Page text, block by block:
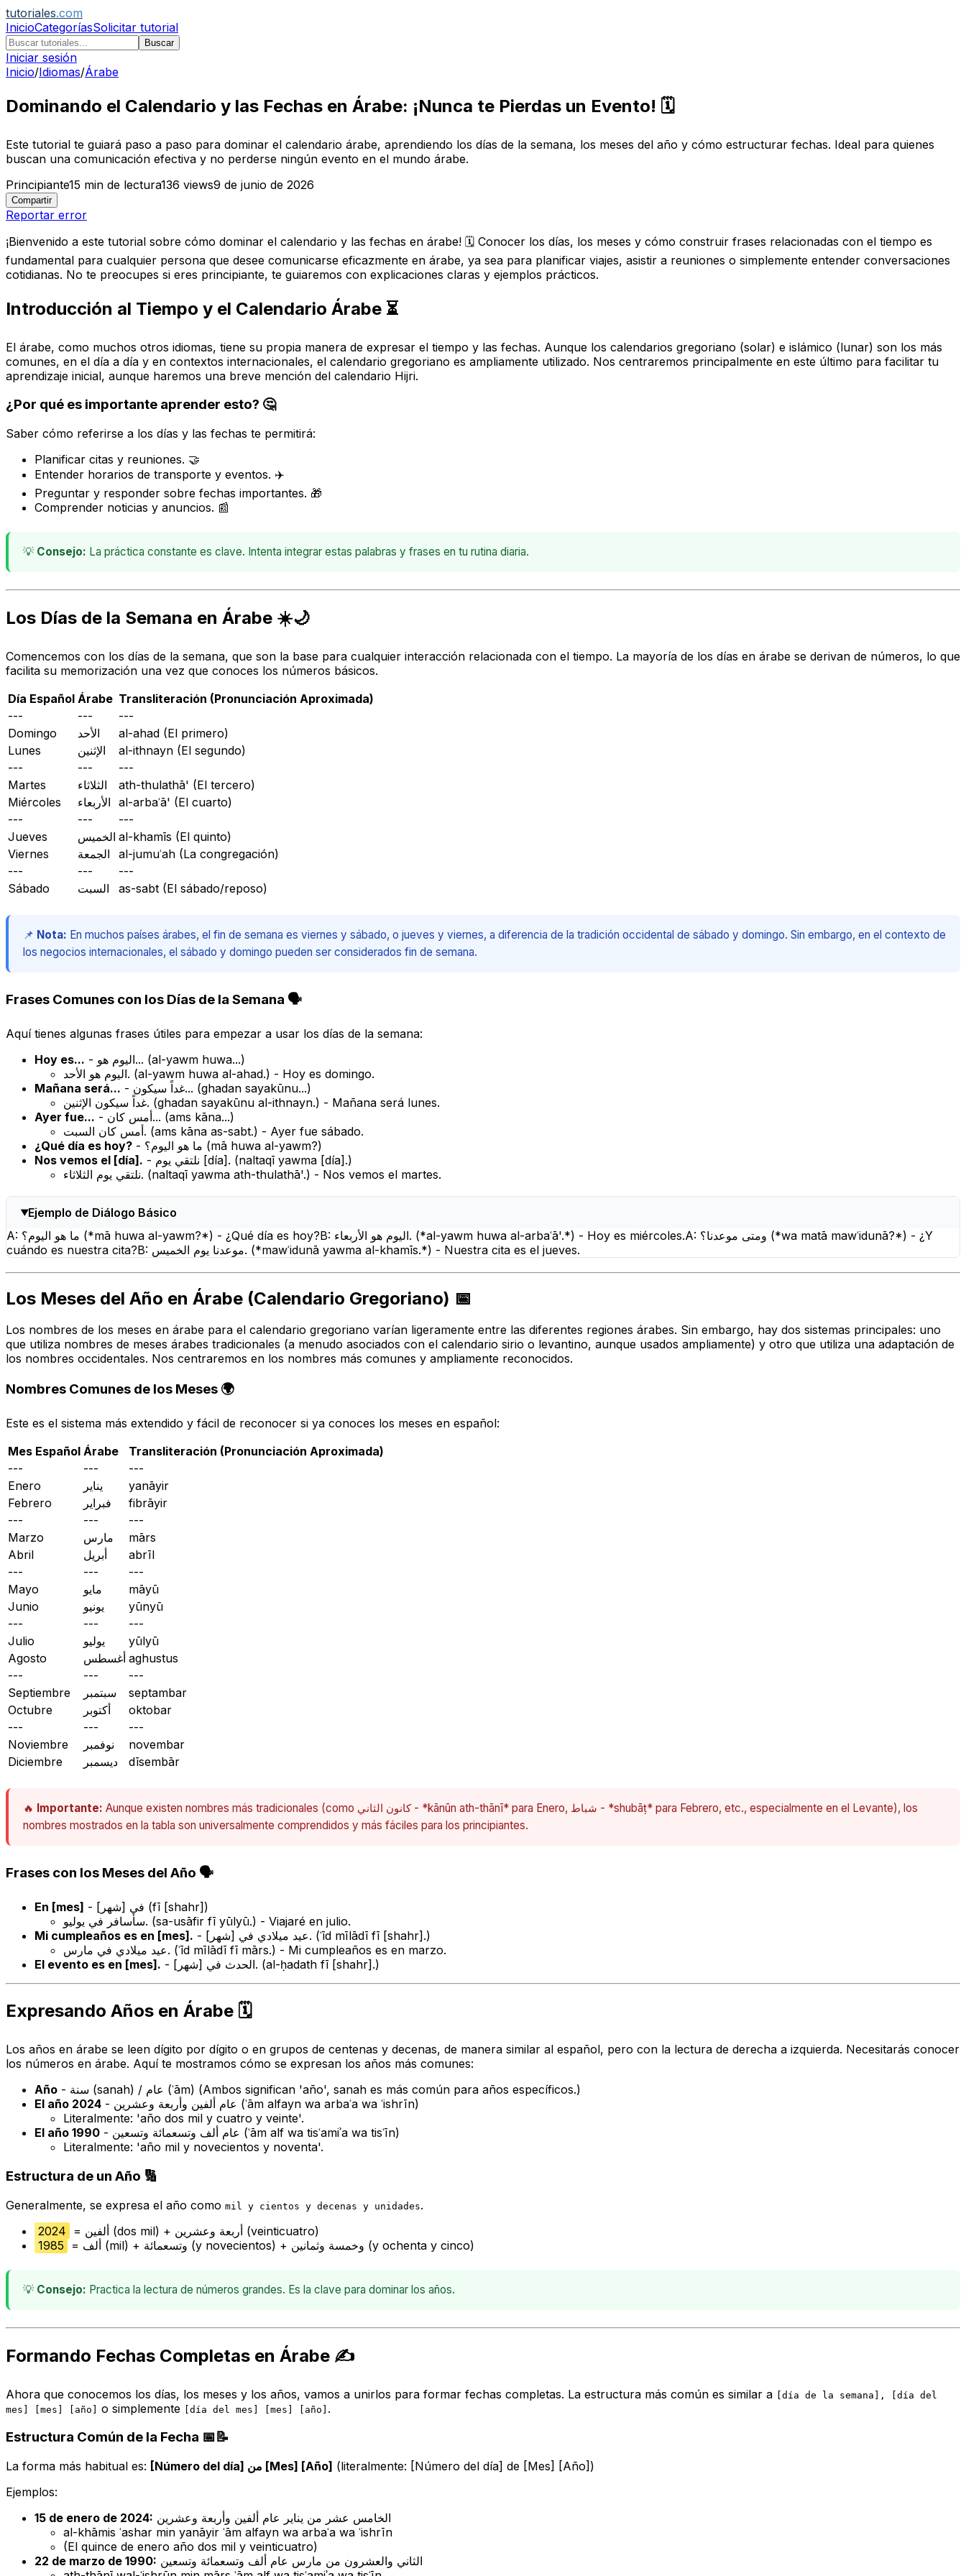
tutoriales.com
InicioCategoríasSolicitar tutorial
Buscar
Iniciar sesión
Inicio/Idiomas/Árabe
Dominando el Calendario y las Fechas en Árabe: ¡Nunca te Pierdas un Evento! 🗓️
Este tutorial te guiará paso a paso para dominar el calendario árabe, aprendiendo los días de la semana, los meses del año y cómo estructurar fechas. Ideal para quienes
buscan una comunicación efectiva y no perderse ningún evento en el mundo árabe.
Principiante15 min de lectura136 views9 de junio de 2026
Compartir
Reportar error
¡Bienvenido a este tutorial sobre cómo dominar el calendario y las fechas en árabe! 🗓️ Conocer los días, los meses y cómo construir frases relacionadas con el tiempo es
fundamental para cualquier persona que desee comunicarse eficazmente en árabe, ya sea para planificar viajes, asistir a reuniones o simplemente entender conversaciones
cotidianas. No te preocupes si eres principiante, te guiaremos con explicaciones claras y ejemplos prácticos.
Introducción al Tiempo y el Calendario Árabe ⏳
El árabe, como muchos otros idiomas, tiene su propia manera de expresar el tiempo y las fechas. Aunque los calendarios gregoriano (solar) e islámico (lunar) son los más
comunes, en el día a día y en contextos internacionales, el calendario gregoriano es ampliamente utilizado. Nos centraremos principalmente en este último para facilitar tu
aprendizaje inicial, aunque haremos una breve mención del calendario Hijri.
¿Por qué es importante aprender esto? 🤔
Saber cómo referirse a los días y las fechas te permitirá:
Planificar citas y reuniones. 🤝
Entender horarios de transporte y eventos. ✈️
Preguntar y responder sobre fechas importantes. 🎁
Comprender noticias y anuncios. 📰
💡 Consejo: La práctica constante es clave. Intenta integrar estas palabras y frases en tu rutina diaria.
Los Días de la Semana en Árabe ☀️🌙
Comencemos con los días de la semana, que son la base para cualquier interacción relacionada con el tiempo. La mayoría de los días en árabe se derivan de números, lo que
facilita su memorización una vez que conoces los números básicos.
Día Español Árabe Transliteración (Pronunciación Aproximada)
---
---
---
Domingo
الأحد al-ahad (El primero)
Lunes
الإثنين al-ithnayn (El segundo)
---
---
---
Martes
الثلاثاء ath-thulathā' (El tercero)
Miércoles
الأربعاء al-arbaʿā' (El cuarto)
---
---
---
Jueves
الخميس al-khamīs (El quinto)
Viernes
الجمعة al-jumuʿah (La congregación)
---
---
---
Sábado
السبت as-sabt (El sábado/reposo)
📌 Nota: En muchos países árabes, el fin de semana es viernes y sábado, o jueves y viernes, a diferencia de la tradición occidental de sábado y domingo. Sin embargo, en el contexto de
los negocios internacionales, el sábado y domingo pueden ser considerados fin de semana.
Frases Comunes con los Días de la Semana 🗣️
Aquí tienes algunas frases útiles para empezar a usar los días de la semana:
Hoy es...
- اليوم هو... (al-yawm huwa...)
اليوم هو الأحد. (al-yawm huwa al-ahad.) - Hoy es domingo.
Mañana será...
- غداً سيكون... (ghadan sayakūnu...)
غداً سيكون الإثنين. (ghadan sayakūnu al-ithnayn.) - Mañana será lunes.
Ayer fue...
- أمس كان... (ams kāna...)
أمس كان السبت. (ams kāna as-sabt.) - Ayer fue sábado.
¿Qué día es hoy?
- ما هو اليوم؟ (mā huwa al-yawm?)
Nos vemos el [día].
- نلتقي يوم [día]. (naltaqī yawma [día].)
نلتقي يوم الثلاثاء. (naltaqī yawma ath-thulathā'.) - Nos vemos el martes.
Ejemplo de Diálogo Básico
A: ما هو اليوم؟ (*mā huwa al-yawm?*) - ¿Qué día es hoy?B: اليوم هو الأربعاء. (*al-yawm huwa al-arbaʿā'.*) - Hoy es miércoles.A: ومتى موعدنا؟ (*wa matā mawʿidunā?*) - ¿Y
cuándo es nuestra cita?B: موعدنا يوم الخميس. (*mawʿidunā yawma al-khamīs.*) - Nuestra cita es el jueves.
Los Meses del Año en Árabe (Calendario Gregoriano) 📅
Los nombres de los meses en árabe para el calendario gregoriano varían ligeramente entre las diferentes regiones árabes. Sin embargo, hay dos sistemas principales: uno
que utiliza nombres de meses árabes tradicionales (a menudo asociados con el calendario sirio o levantino, aunque usados ampliamente) y otro que utiliza una adaptación de
los nombres occidentales. Nos centraremos en los nombres más comunes y ampliamente reconocidos.
Nombres Comunes de los Meses 🌍
Este es el sistema más extendido y fácil de reconocer si ya conoces los meses en español:
Mes Español Árabe
Transliteración (Pronunciación Aproximada)
---
---
---
Enero
يناير
yanāyir
Febrero
فبراير
fibrāyir
---
---
---
Marzo
مارس
mārs
Abril
أبريل
abrīl
---
---
---
Mayo
مايو
māyū
Junio
يونيو
yūnyū
---
---
---
Julio
يوليو
yūlyū
Agosto
أغسطس aghustus
---
---
---
Septiembre
سبتمبر
septambar
Octubre
أكتوبر
oktobar
---
---
---
Noviembre
نوفمبر
novembar
Diciembre
ديسمبر dīsembār
🔥 Importante: Aunque existen nombres más tradicionales (como كانون الثاني - *kānūn ath-thānī* para Enero, شباط - *shubāṭ* para Febrero, etc., especialmente en el Levante), los
nombres mostrados en la tabla son universalmente comprendidos y más fáciles para los principiantes.
Frases con los Meses del Año 🗣️
En [mes] - في [شهر] (fī [shahr])
سأسافر في يوليو. (sa-usāfir fī yūlyū.) - Viajaré en julio.
Mi cumpleaños es en [mes].
- عيد ميلادي في [شهر]. (ʿīd mīlādī fī [shahr].)
عيد ميلادي في مارس. (ʿīd mīlādī fī mārs.) - Mi cumpleaños es en marzo.
El evento es en [mes].
- الحدث في [شهر]. (al-ḥadath fī [shahr].)
Expresando Años en Árabe 🗓️
Los años en árabe se leen dígito por dígito o en grupos de centenas y decenas, de manera similar al español, pero con la lectura de derecha a izquierda. Necesitarás conocer
los números en árabe. Aquí te mostramos cómo se expresan los años más comunes:
Año
- سنة (sanah ) / عام (ʿām) (Ambos significan 'año', sanah es más común para años específicos.)
El año 2024
- عام ألفين وأربعة وعشرين (ʿām alfayn wa arbaʿa wa ʿishrīn)
Literalmente: 'año dos mil y cuatro y veinte'.
El año 1990
- عام ألف وتسعمائة وتسعين (ʿām alf wa tisʿamiʾa wa tisʿīn)
Literalmente: 'año mil y novecientos y noventa'.
Estructura de un Año 🔢
Generalmente, se expresa el año como mil y cientos y decenas y unidades.
2024
= ألفين (dos mil) + أربعة وعشرين (veinticuatro)
1985
= ألف (mil) + وتسعمائة (y novecientos) + وخمسة وثمانين (y ochenta y cinco)
💡 Consejo: Practica la lectura de números grandes. Es la clave para dominar los años.
Formando Fechas Completas en Árabe ✍️
Ahora que conocemos los días, los meses y los años, vamos a unirlos para formar fechas completas. La estructura más común es similar a [día de la semana], [día del
mes] [mes] [año] o simplemente [día del mes] [mes] [año] .
Estructura Común de la Fecha 📅📝
La forma más habitual es: [Número del día] من [Mes] [Año] (literalmente: [Número del día] de [Mes] [Año])
Ejemplos:
15 de enero de 2024: الخامس عشر من يناير عام ألفين وأربعة وعشرين
al-khāmis ʿashar min yanāyir ʿām alfayn wa arbaʿa wa ʿishrīn
(El quince de enero año dos mil y veinticuatro)
22 de marzo de 1990: الثاني والعشرون من مارس عام ألف وتسعمائة وتسعين